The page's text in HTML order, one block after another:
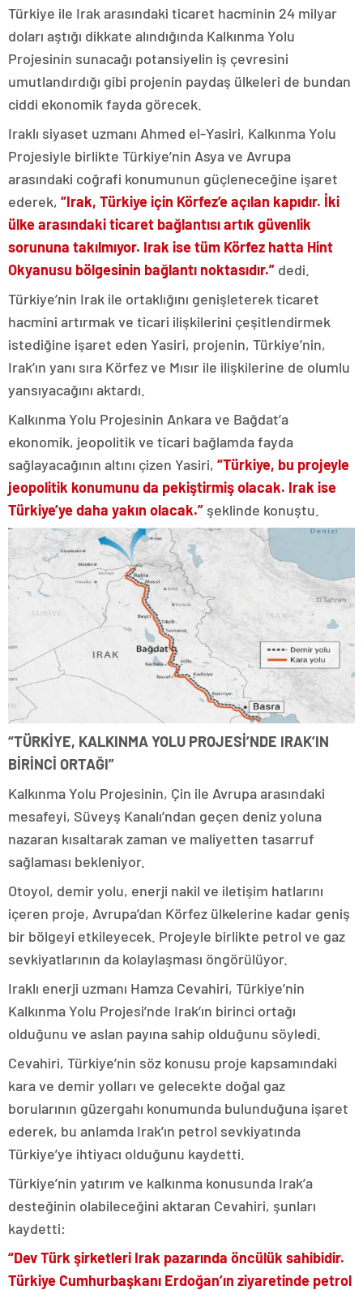
Türkiye ile Irak arasındaki ticaret hacminin 24 milyar
doları aştığı dikkate alındığında Kalkınma Yolu
Projesinin sunacağı potansiyelin iş çevresini
umutlandırdığı gibi projenin paydaş ülkeleri de bundan
ciddi ekonomik fayda görecek.
Iraklı siyaset uzmanı Ahmed el-Yasiri, Kalkınma Yolu
Projesiyle birlikte Türkiye’nin Asya ve Avrupa
arasındaki coğrafi konumunun güçleneceğine işaret
ederek, “Irak, Türkiye için Körfez’e açılan kapıdır. İki
ülke arasındaki ticaret bağlantısı artık güvenlik
sorununa takılmıyor. Irak ise tüm Körfez hatta Hint
Okyanusu bölgesinin bağlantı noktasıdır.” dedi.
Türkiye’nin Irak ile ortaklığını genişleterek ticaret
hacmini artırmak ve ticari ilişkilerini çeşitlendirmek
istediğine işaret eden Yasiri, projenin, Türkiye’nin,
Irak’ın yanı sıra Körfez ve Mısır ile ilişkilerine de olumlu
yansıyacağını aktardı.
Kalkınma Yolu Projesinin Ankara ve Bağdat’a
ekonomik, jeopolitik ve ticari bağlamda fayda
sağlayacağının altını çizen Yasiri, “Türkiye, bu projeyle
jeopolitik konumunu da pekiştirmiş olacak. Irak ise
Türkiye’ye daha yakın olacak.” şeklinde konuştu.
“TÜRKİYE, KALKINMA YOLU PROJESİ’NDE IRAK’IN
BİRİNCİ ORTAĞI”
Kalkınma Yolu Projesinin, Çin ile Avrupa arasındaki
mesafeyi, Süveyş Kanalı’ndan geçen deniz yoluna
nazaran kısaltarak zaman ve maliyetten tasarruf
sağlaması bekleniyor.
Otoyol, demir yolu, enerji nakil ve iletişim hatlarını
içeren proje, Avrupa’dan Körfez ülkelerine kadar geniş
bir bölgeyi etkileyecek. Projeyle birlikte petrol ve gaz
sevkiyatlarının da kolaylaşması öngörülüyor.
Iraklı enerji uzmanı Hamza Cevahiri, Türkiye’nin
Kalkınma Yolu Projesi’nde Irak’ın birinci ortağı
olduğunu ve aslan payına sahip olduğunu söyledi.
Cevahiri, Türkiye’nin söz konusu proje kapsamındaki
kara ve demir yolları ve gelecekte doğal gaz
borularının güzergahı konumunda bulunduğuna işaret
ederek, bu anlamda Irak’ın petrol sevkiyatında
Türkiye’ye ihtiyacı olduğunu kaydetti.
Türkiye’nin yatırım ve kalkınma konusunda Irak’a
desteğinin olabileceğini aktaran Cevahiri, şunları
kaydetti:
“Dev Türk şirketleri Irak pazarında öncülük sahibidir.
Türkiye Cumhurbaşkanı Erdoğan’ın ziyaretinde petrol